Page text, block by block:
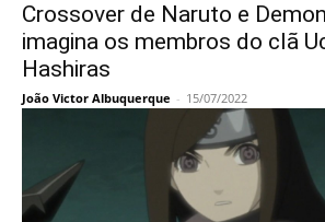
Crossover de Naruto e
imagina os membros do clã
Hashiras
João Victor Albuquerque - 15/07/2022